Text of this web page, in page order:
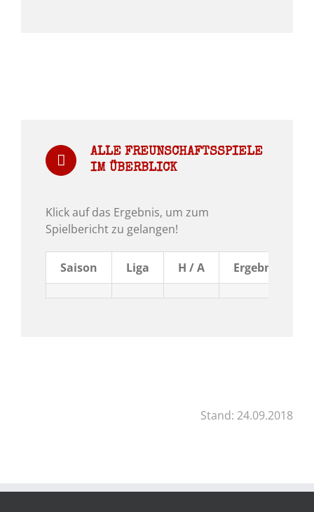
ALLE FREUNSCHAFTSSPIELE
IM ÜBERBLICK
Klick auf das Ergebnis, um zum
Spielbericht zu gelangen!
Saison Liga H / A Ergebnis
Stand: 24.09.2018